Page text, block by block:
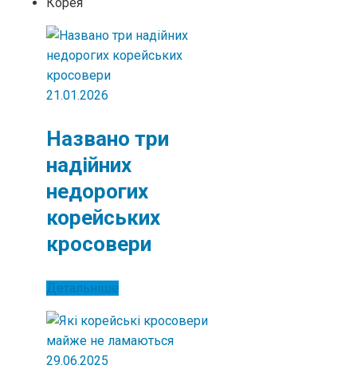
21.01.2026
Названо три
надійних
недорогих
корейських
кросовери
Детальніше
29.06.2025